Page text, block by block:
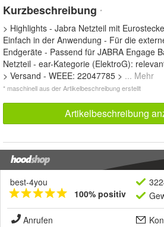
Kurzbeschreibung *
> Highlights - Jabra Netzteil mit
Einfach in der Anwendung - Für die
Endgeräte - Passend für JABRA Engage
Netzteil - ear-Kategorie (ElektroG):
> Versand - WEEE: 22047785 > ... Mehr
* maschinell aus der Artikelbeschreibung erstellt
Artikelbeschreibung
best-4you
100% positiv
Anrufen